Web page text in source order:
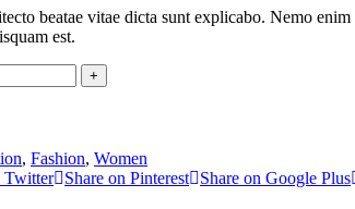
beatae vitae dicta sunt explicabo. Nemo
est.
+
, Fashion, Women
Twitter Share on Pinterest Share on Google Plus